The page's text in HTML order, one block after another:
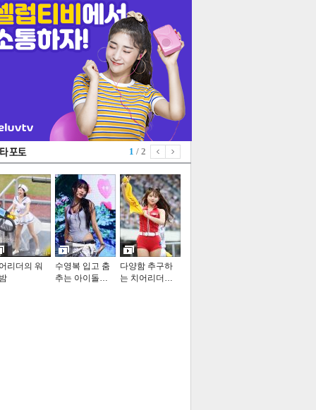
1 / 2
리더의 워
수영복 입고 춤
추는 아이돌…
다양함 추구하
는 치어리더…